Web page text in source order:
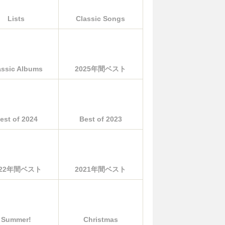
Lists Classic Songs
Albums 2025年間ベスト
of 2024 Best of 2023
年間ベスト 2021年間ベスト
Summer! Christmas